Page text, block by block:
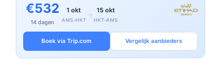
€532
14 dagen
1 okt
AMS-HKT
→ 15 okt
HKT-AMS
Boek via Trip.com Vergelijk aanbieders